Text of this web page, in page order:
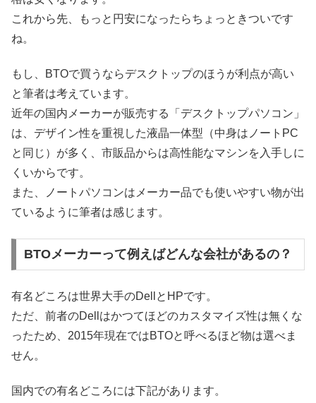
これから先、もっと円安になったらちょっときついです
ね。
もし、BTOで買うならデスクトップのほうが利点が高い
と筆者は考えています。
近年の国内メーカーが販売する「デスクトップパソコン」
は、デザイン性を重視した液晶一体型（中身はノートPC
と同じ）が多く、市販品からは高性能なマシンを入手しに
くいからです。
また、ノートパソコンはメーカー品でも使いやすい物が出
ているように筆者は感じます。
BTOメーカーって例えばどんな会社があるの？
有名どころは世界大手のDellとHPです。
ただ、前者のDellはかつてほどのカスタマイズ性は無くな
ったため、2015年現在ではBTOと呼べるほど物は選べま
せん。
国内での有名どころには下記があります。